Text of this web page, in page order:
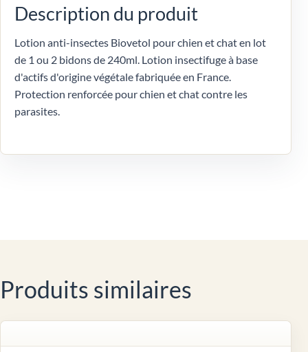
Description du produit
Lotion anti-insectes Biovetol pour chien et chat en lot
de 1 ou 2 bidons de 240ml. Lotion insectifuge à base
d'actifs d'origine végétale fabriquée en France.
Protection renforcée pour chien et chat contre les
parasites.
Produits similaires